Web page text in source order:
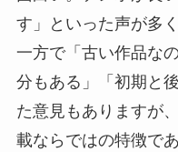
す」といった声が多
一方で「古い作品な
分もある」「初期と
た意見もありますが
載ならではの特徴で